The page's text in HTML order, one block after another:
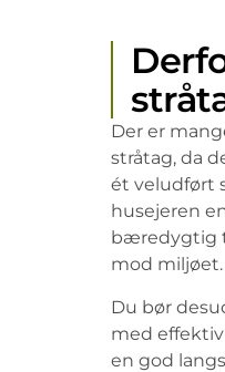
Der er
stråtag, da
ét veludført
husejeren
bæredygtig
mod miljøet.
Du bør
med
en god